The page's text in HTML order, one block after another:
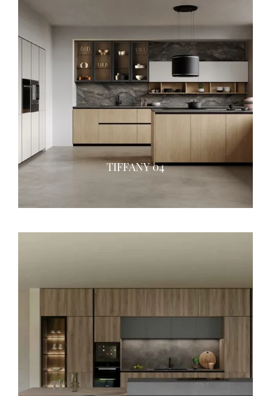
TIFFANY 04